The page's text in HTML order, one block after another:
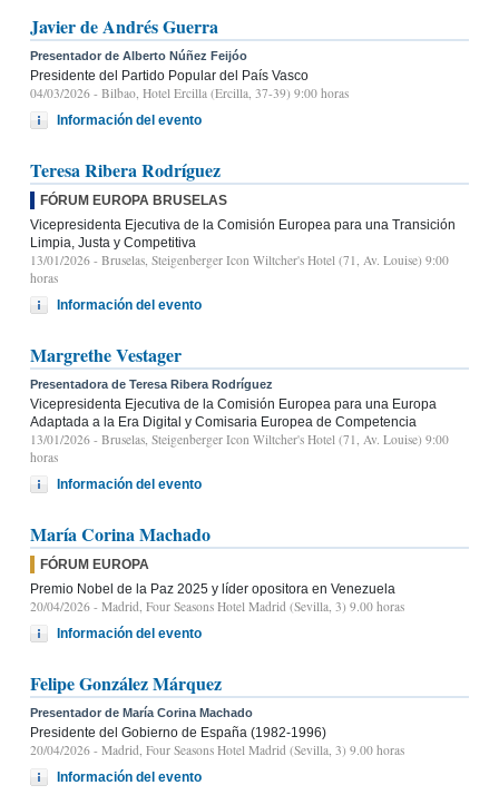
Javier de Andrés Guerra
Presentador de Alberto Núñez Feijóo
Presidente del Partido Popular del País Vasco
04/03/2026 - Bilbao, Hotel Ercilla (Ercilla, 37-39) 9:00 horas
Información del evento
Teresa Ribera Rodríguez
FÓRUM EUROPA BRUSELAS
Vicepresidenta Ejecutiva de la Comisión Europea para una Transición
Limpia, Justa y Competitiva
13/01/2026 - Bruselas, Steigenberger Icon Wiltcher's Hotel (71, Av. Louise) 9:00
horas
Información del evento
Margrethe Vestager
Presentadora de Teresa Ribera Rodríguez
Vicepresidenta Ejecutiva de la Comisión Europea para una Europa
Adaptada a la Era Digital y Comisaria Europea de Competencia
13/01/2026 - Bruselas, Steigenberger Icon Wiltcher's Hotel (71, Av. Louise) 9:00
horas
Información del evento
María Corina Machado
FÓRUM EUROPA
Premio Nobel de la Paz 2025 y líder opositora en Venezuela
20/04/2026 - Madrid, Four Seasons Hotel Madrid (Sevilla, 3) 9.00 horas
Información del evento
Felipe González Márquez
Presentador de María Corina Machado
Presidente del Gobierno de España (1982-1996)
20/04/2026 - Madrid, Four Seasons Hotel Madrid (Sevilla, 3) 9.00 horas
Información del evento